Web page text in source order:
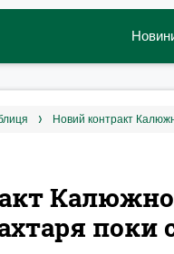
Новий контракт